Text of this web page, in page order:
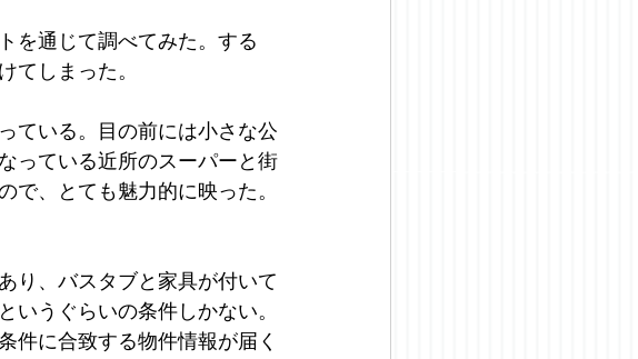
を通じて調べてみた。する
てしまった。
ている。目の前には小さな公
っている近所のスーパーと街
で、とても魅力的に映った。
り、バスタブと家具が付いて
いうぐらいの条件しかない。
件に合致する物件情報が届く